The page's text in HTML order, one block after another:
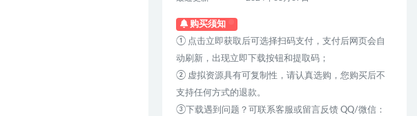
购买须知
① 点击立即获取后可选择扫码支付，支付后网页会自
动刷新，出现立即下载按钮和提取码；
② 虚拟资源具有可复制性，请认真选购，您购买后不
支持任何方式的退款。
③下载遇到问题？可联系客服或留言反馈 QQ/微信：